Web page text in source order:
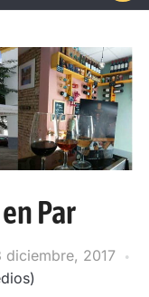
Par
diciembre, 2017